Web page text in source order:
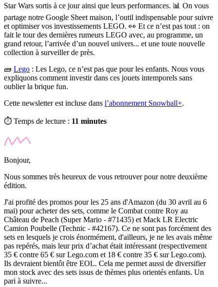
Star Wars sortis à ce jour ainsi que leurs performances. 📊 On vous
partage notre Google Sheet maison, l’outil indispensable pour suivre
et optimiser vos investissements LEGO. 👀 Et ce n’est pas tout : on
fait le tour des dernières rumeurs LEGO avec, au programme, un
grand retour, l’arrivée d’un nouvel univers... et une toute nouvelle
collection à surveiller de près.
🧱 Lego : Les Lego, ce n’est pas que pour les enfants. Nous vous
expliquons comment investir dans ces jouets intemporels sans
oublier la brique fun.
Cette newsletter est incluse dans l’abonnement Snowball+.
⏱️ Temps de lecture : 11 minutes
Bonjour,
Nous sommes très heureux de vous retrouver pour notre deuxième
édition.
J'ai profité des promos pour les 25 ans d'Amazon (du 30 avril au 6
mai) pour acheter des sets, comme le Combat contre Roy au
Château de Peach (Super Mario - #71435) et Mack LR Electric
Camion Poubelle (Technic - #42167). Ce ne sont pas forcément des
sets en lesquels je crois énormément, d'ailleurs, je ne les avais même
pas repérés, mais leur prix d’achat était intéressant (respectivement
35 € contre 65 € sur Lego.com et 18 € contre 35 € sur Lego.com).
Ils devraient bientôt être EOL. Cela me permet aussi de diversifier
mon stock avec des sets issus de thèmes plus orientés enfants. Un
pari à suivre...